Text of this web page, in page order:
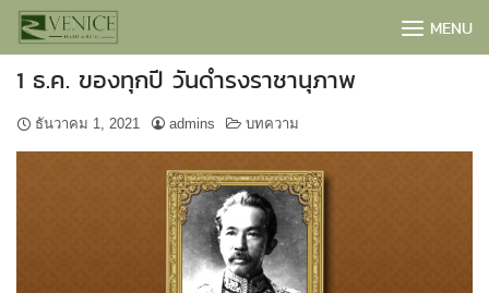
Skip
MENU
1 ธ.ค. ของทุกปี วันดำรงราชานุภาพ
ธันวาคม 1, 2021 admins บทความ